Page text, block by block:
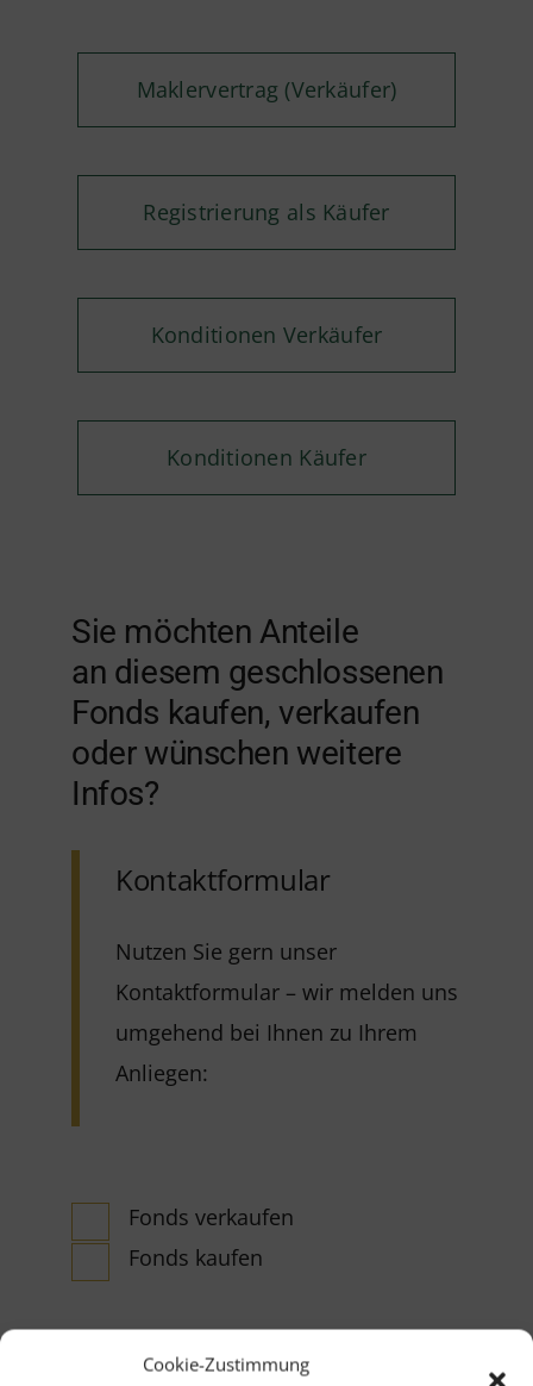
Cookie-Zustimmung
Maklervertrag (Verkäufer)
Registrierung als Käufer
Konditionen Verkäufer
Konditionen Käufer
Sie möchten Anteile
an diesem geschlossenen
Fonds kaufen, verkaufen
oder wünschen weitere
Infos?
Kontaktformular
Nutzen Sie gern unser
Kontaktformular – wir melden uns
umgehend bei Ihnen zu Ihrem
Anliegen:
Fonds verkaufen
Fonds kaufen